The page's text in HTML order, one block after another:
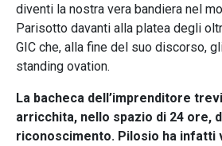
diventi la nostra vera bandiera nel
Parisotto davanti alla platea degli
GIC che, alla fine del suo discorso,
standing ovation.
La bacheca dell’imprenditore
arricchita, nello spazio di 24 ore,
riconoscimento. Pilosio ha infatti